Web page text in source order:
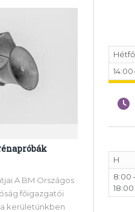
A BM Országos
főigazgatói
kerületünkben
Hétfő
H
8:00
18:00